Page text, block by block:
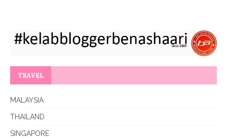
TRAVEL
MALAYSIA
THAILAND
SINGAPORE